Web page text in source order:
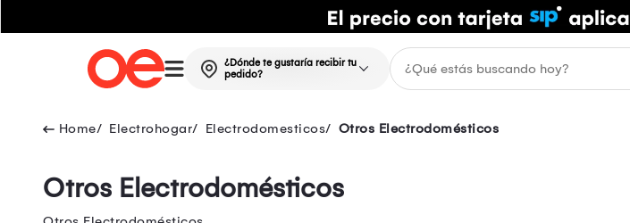
¿Dónde te gustaría recibir tu
pedido?
Electrohogar Electrodomesticos Otros Electrodomésticos
Otros Electrodomésticos